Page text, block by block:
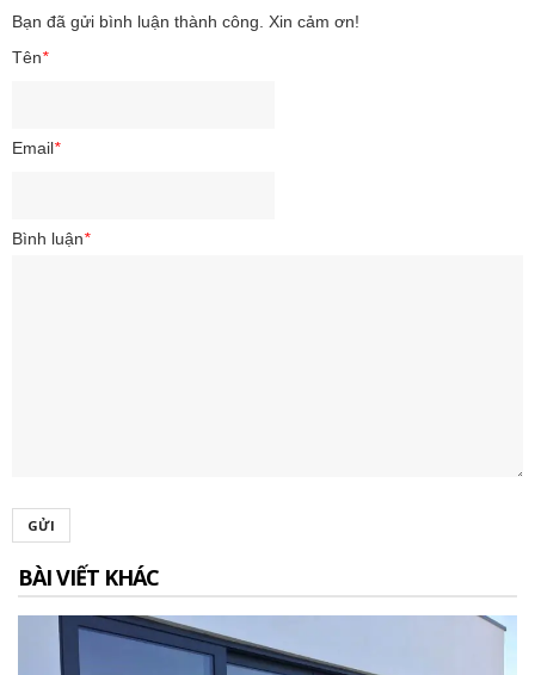
Bạn đã gửi bình luận thành công. Xin cảm ơn!
Tên*
Email*
Bình luận*
GỬI
BÀI VIẾT KHÁC